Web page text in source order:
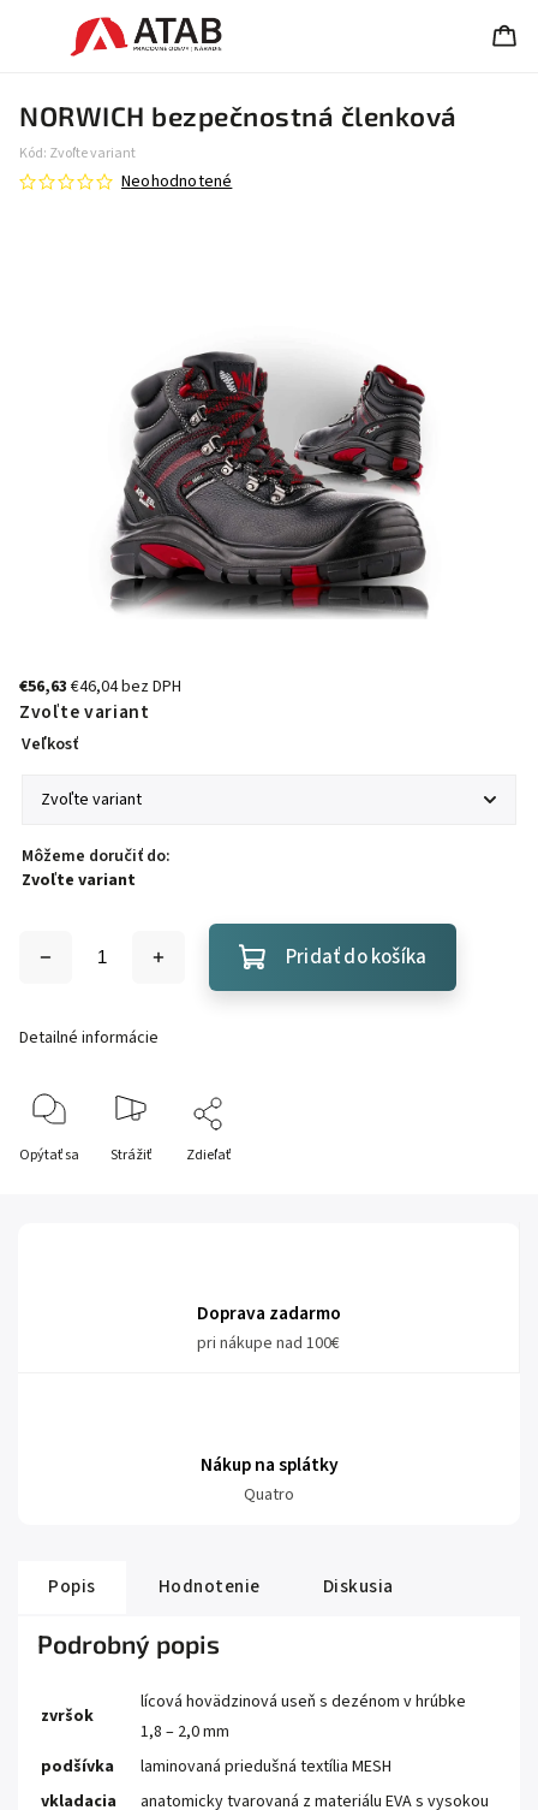
NORWICH bezpečnostná členková
Kód: Zvoľte variant
Neohodnotené
€56,63 €46,04 bez DPH
Zvoľte variant
Veľkosť
Môžeme doručiť do:
Zvoľte variant
Pridať do košíka
Detailné informácie
Opýtať sa Strážiť Zdieľať
Doprava zadarmo
pri nákupe nad 100€
Nákup na splátky
Quatro
Popis Hodnotenie Diskusia
Podrobný popis
zvršok
lícová hovädzinová useň s dezénom v hrúbke
1,8 – 2,0 mm
podšívka
laminovaná priedušná textília MESH
vkladacia
anatomicky tvarovaná z materiálu EVA s vysokou